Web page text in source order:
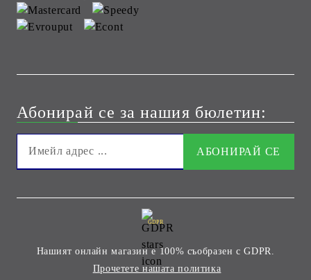
Абонирай се за нашия бюлетин:
GDPR
Нашият онлайн магазин е 100% съобразен с GDPR.
Прочетете нашата политика